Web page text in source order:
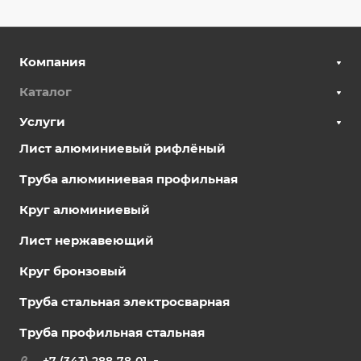
Компания
Каталог
Услуги
Лист алюминиевый рифлёный
Труба алюминиевая профильная
Круг алюминиевый
Лист нержавеющий
Круг бронзовый
Труба стальная электросварная
Труба профильная стальная